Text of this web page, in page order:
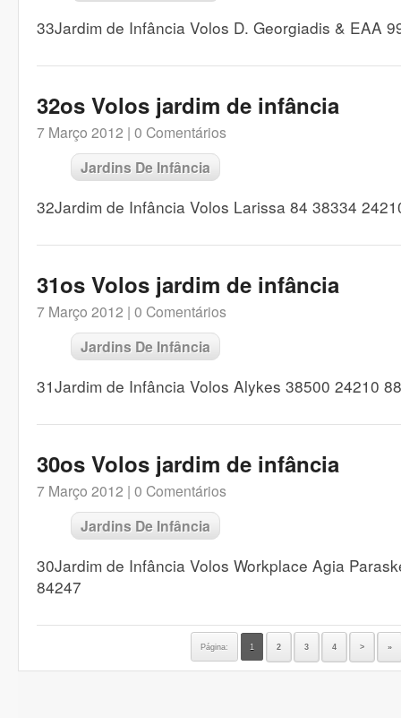
33Jardim de Infância Volos D. Georgiadis & EAA
32os Volos jardim de infância
7 Março 2012 | 0 Comentários
Jardins De Infância
32Jardim de Infância Volos Larissa 84 38334
31os Volos jardim de infância
7 Março 2012 | 0 Comentários
Jardins De Infância
31Jardim de Infância Volos Alykes 38500 24210
30os Volos jardim de infância
7 Março 2012 | 0 Comentários
Jardins De Infância
30Jardim de Infância Volos Workplace Agia
84247
Página: 1 2 3 4 > »